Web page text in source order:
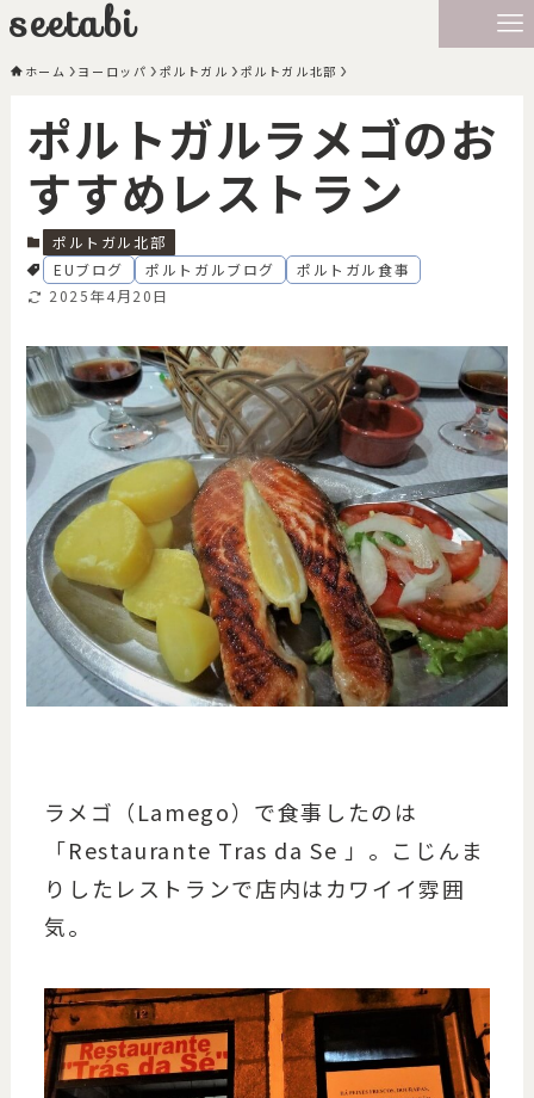
seetabi
ホーム ヨーロッパ ポルトガル ポルトガル北部
ポルトガルラメゴのお
すすめレストラン
ポルトガル北部
EUブログ
ポルトガルブログ
ポルトガル食事
2025年4月20日
ラメゴ（Lamego）で食事したのは
「Restaurante Tras da Se 」。こじんま
りしたレストランで店内はカワイイ雰囲
気。